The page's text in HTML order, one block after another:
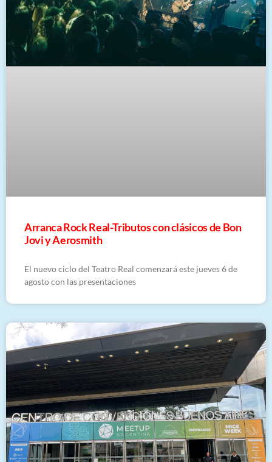
Arranca Rock Real-Tributos con clásicos de Bon
Jovi y Aerosmith
El nuevo ciclo del Teatro Real comenzará este jueves 6 de
agosto con las presentaciones